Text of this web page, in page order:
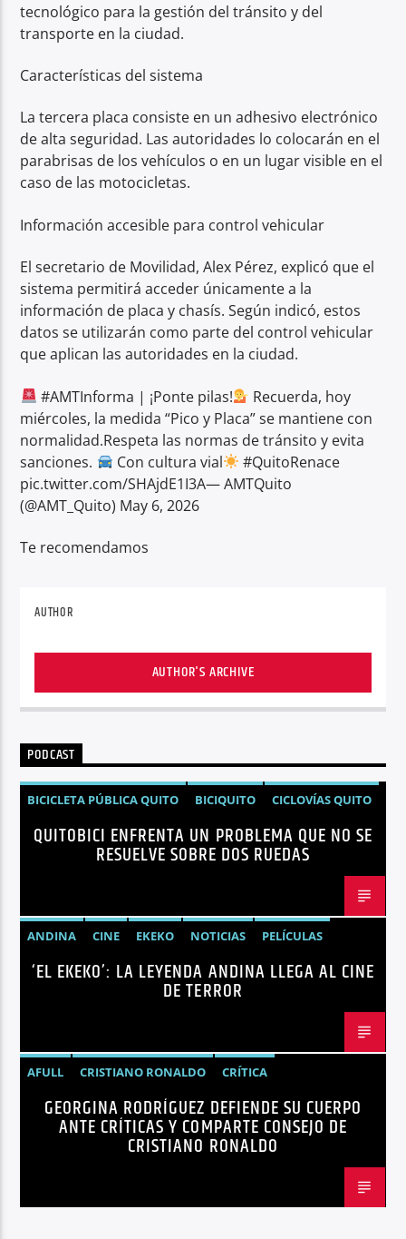
tecnológico para la gestión del tránsito y del
transporte en la ciudad.
Características del sistema
La tercera placa consiste en un adhesivo electrónico
de alta seguridad. Las autoridades lo colocarán en el
parabrisas de los vehículos o en un lugar visible en el
caso de las motocicletas.
Información accesible para control vehicular
El secretario de Movilidad, Alex Pérez, explicó que el
sistema permitirá acceder únicamente a la
información de placa y chasís. Según indicó, estos
datos se utilizarán como parte del control vehicular
que aplican las autoridades en la ciudad.
#AMTInforma | ¡Ponte pilas!
Recuerda, hoy
miércoles, la medida “Pico y Placa” se mantiene con
normalidad.Respeta las normas de tránsito y evita
sanciones.
Con cultura vial
#QuitoRenace
pic.twitter.com/SHAjdE1I3A— AMTQuito
(@AMT_Quito) May 6, 2026
Te recomendamos
AUTHOR
AUTHOR'S ARCHIVE
PODCAST
BICICLETA PÚBLICA QUITO BICIQUITO
CICLOVÍAS QUITO
EDITORIAL
METRO DE QUITO BICICLETA
MOVILIDAD ACTIVA QUITO
MOVILIDAD SOSTENIBLE QUITO
QUITOBICI
QUITOBICI ENFRENTA UN PROBLEMA QUE NO SE
RESUELVE SOBRE DOS RUEDAS
ANDINA CINE EKEKO NOTICIAS
PELÍCULAS
TENDENCIAS
TERROR
‘EL EKEKO’: LA LEYENDA ANDINA LLEGA AL CINE
DE TERROR
AFULL CRISTIANO RONALDO
CRÍTICA
GEORGINA RODRÍGUEZ
NOTICIAS
REDES SOCIALES
TENDENCIAS
TRENDING VIRALES
GEORGINA RODRÍGUEZ DEFIENDE SU CUERPO
ANTE CRÍTICAS Y COMPARTE CONSEJO DE
CRISTIANO RONALDO